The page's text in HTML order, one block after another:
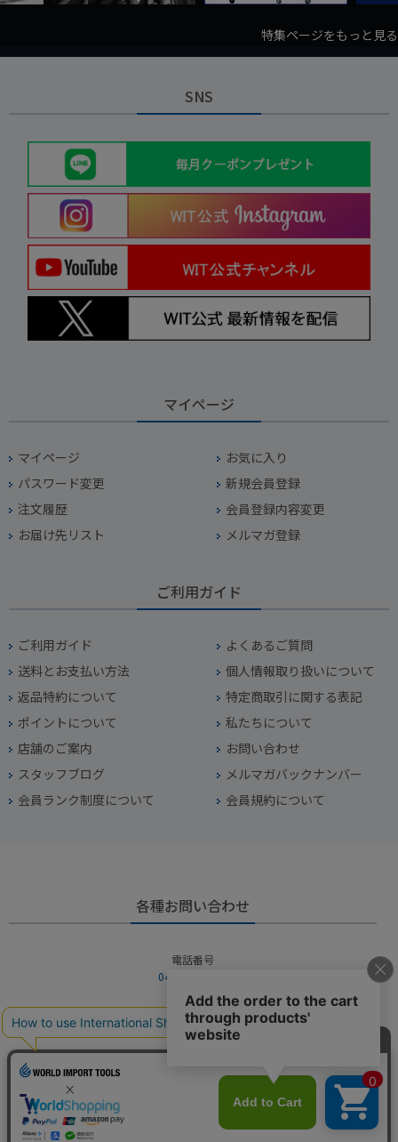
特集ページをもっと見る
SNS
マイページ
マイページ
お気に入り
パスワード変更
新規会員登録
注文履歴
会員登録内容変更
お届け先リスト
メルマガ登録
ご利用ガイド
ご利用ガイド
よくあるご質問
送料とお支払い方法
個人情報取り扱いについて
返品特約について
特定商取引に関する表記
ポイントについて
私たちについて
店舗のご案内
お問い合わせ
スタッフブログ
メルマガバックナンバー
会員ランク制度について
会員規約について
各種お問い合わせ
電話番号
045-949-2451
営業時間
10：00～19：00
お問い合わせフォームからお問い合わせ